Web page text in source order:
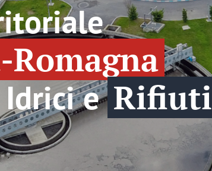
Idrici eRifiuti